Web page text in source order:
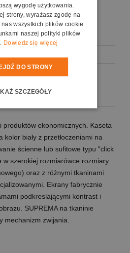
produktów ekonomicznych. Kaseta
biały z przetłoczeniami na
ścienne lub sufitowe typu "click
w szerokiej rozmiarówce rozmiary
oraz z różnymi tkaninami
Ekrany fabrycznie
podkreslającymi kontrast i
SUPREMA na tkaninie
mechanizm zwijania.
wygodę użytkowania.
strony, wyrażasz zgodę na
wszystkich plików cookie
naszej polityki plików
Dowiedz się więcej
DO STRONY
SZCZEGÓŁY